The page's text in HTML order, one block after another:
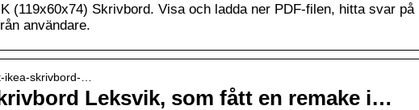
(119x60x74) Skrivbord. Visa och ladda ner PDF-filen, hitta svar på
användare.
ikea-skrivbord-…
Leksvik, som fått en remake i…